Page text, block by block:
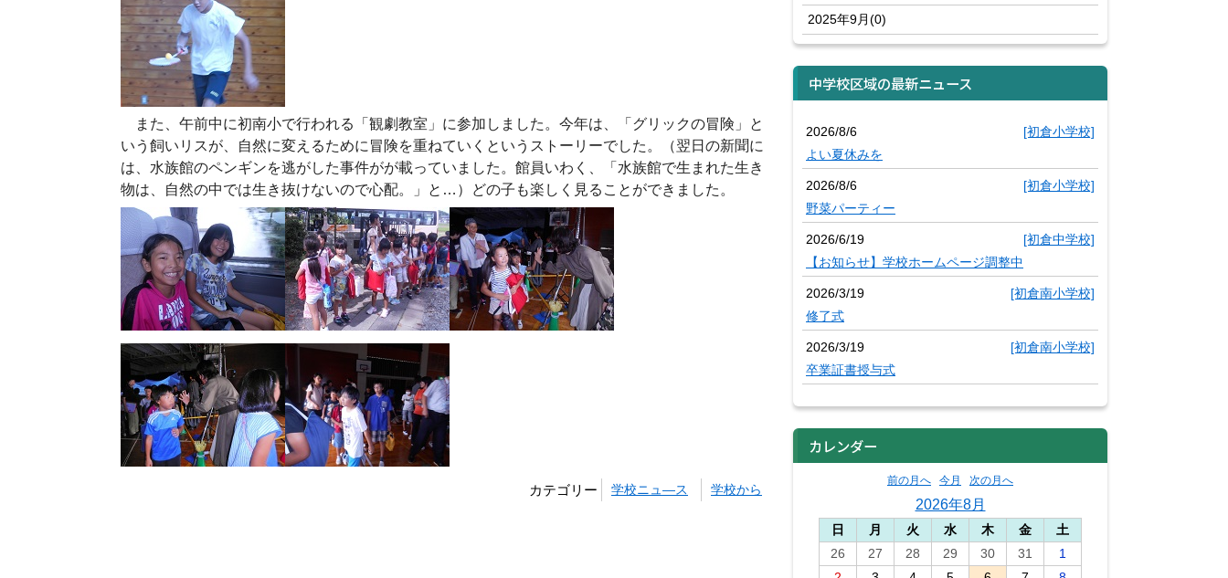
また、午前中に初南小で行われる「観劇教室」に参加しました。今年は、「グリックの冒険」と
いう飼いリスが、自然に変えるために冒険を重ねていくというストーリーでした。（翌日の新聞に
は、水族館のペンギンを逃がした事件がが載っていました。館員いわく、「水族館で生まれた生き
物は、自然の中では生き抜けないので心配。」と…）どの子も楽しく見ることができました。
カテゴリー 学校ニュ―ス 学校から
2025年9月(0)
中学校区域の最新ニュース
2026/8/6
[初倉小学校]
よい夏休みを
2026/8/6
[初倉小学校]
野菜パーティー
2026/6/19
[初倉中学校]
【お知らせ】学校ホームページ調整中
2026/3/19
[初倉南小学校]
修了式
2026/3/19
[初倉南小学校]
卒業証書授与式
カレンダー
前の月へ 今月 次の月へ
2026年8月
日 月 火 水 木 金
土
26
27 28 29 30 31
1